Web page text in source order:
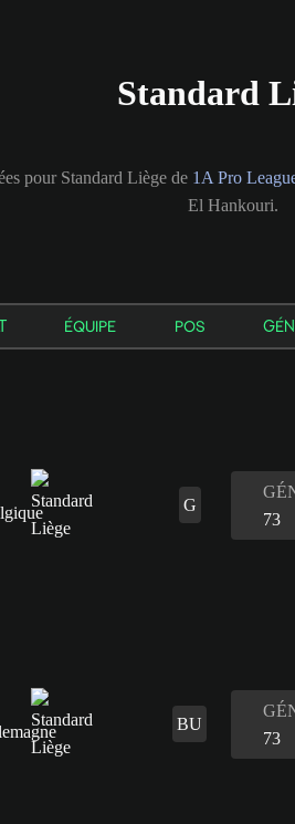
Standard
pour Standard Liège de 1A Pro
El Hankouri.
ÉQUIPE POS GÉN
G
73
BU
73